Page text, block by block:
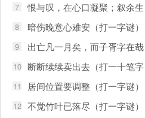
7 恨与叹，在心口凝聚；叙余
8 暗伤晚意心难安（打一字谜）
9 出亡凡一月矣，而子胥字在哉
10 断断续续卖出去（打一十笔字
11 居间位置要调整（打一字谜）
12 不觉竹叶已落尽（打一字谜）